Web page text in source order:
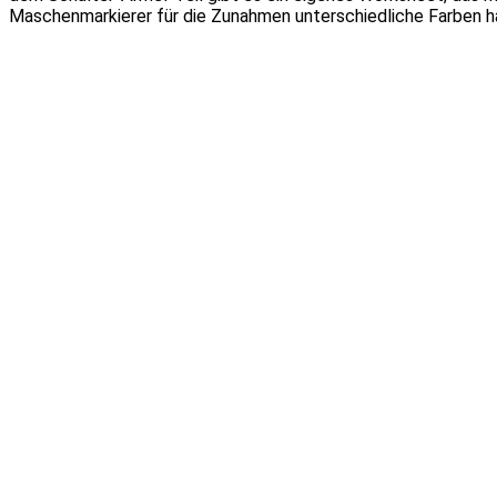
Maschenmarkierer für die Zunahmen unterschiedliche Farben